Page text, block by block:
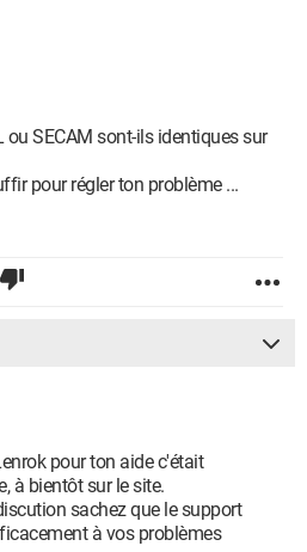
ou SECAM sont-ils identiques sur
pour régler ton problème ...
pour ton aide c'était
à bientôt sur le site.
sachez que le support
à vos problèmes